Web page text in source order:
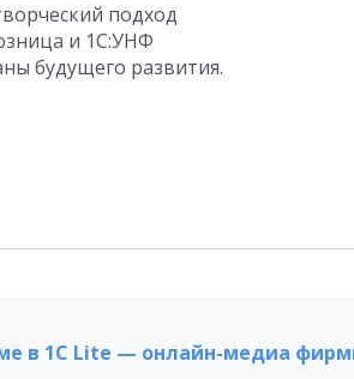
подход
и 1С:УНФ
будущего развития.
в 1С Lite — онлайн-медиа